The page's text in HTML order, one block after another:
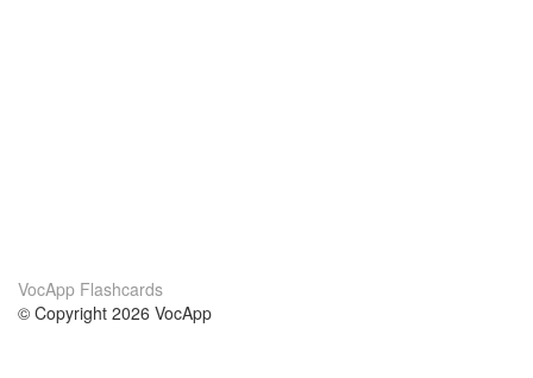
VocApp Flashcards
© Copyright 2026 VocApp